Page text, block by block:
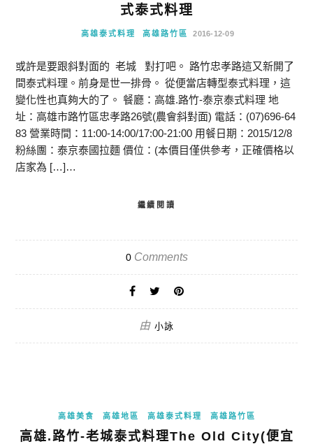
式泰式料理
高雄泰式料理 高雄路竹區 2016-12-09
或許是要跟斜對面的 老城 對打吧。 路竹忠孝路這又新開了
間泰式料理。前身是世一排骨。 從便當店轉型泰式料理，這
變化性也真夠大的了。 餐廳：高雄.路竹-泰京泰式料理 地
址：高雄市路竹區忠孝路26號(農會斜對面) 電話：(07)696-64
83 營業時間：11:00-14:00/17:00-21:00 用餐日期：2015/12/8
粉絲團：泰京泰國拉麵 價位：(本價目僅供參考，正確價格以
店家為 […]…
繼續閱讀
0Comments
由 小詠
高雄美食 高雄地區 高雄泰式料理 高雄路竹區
高雄.路竹-老城泰式料理The Old City(便宜